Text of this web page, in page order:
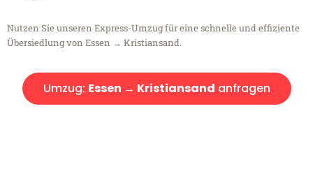
Nutzen Sie unseren Express-Umzug für eine schnelle und effiziente
Übersiedlung von Essen → Kristiansand.
Umzug: Essen → Kristiansand anfragen